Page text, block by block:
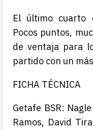
El último cuarto
Pocos puntos,
de ventaja para
partido con un
FICHA TÉCNICA
Getafe BSR:
Ramos, David